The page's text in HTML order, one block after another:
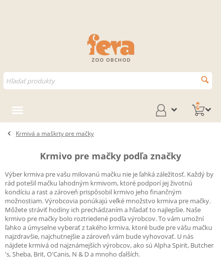
ZOO OBCHOD
0
Krmivá a maškrty pre mačky
Krmivo pre mačky podľa značky
Výber krmiva pre vašu milovanú mačku nie je ľahká záležitosť. Každý by
rád potešil mačku lahodným krmivom, ktoré podporí jej životnú
kondíciu a rast a zároveň prispôsobil krmivo jeho finančným
možnostiam. Výrobcovia ponúkajú veľké množstvo krmiva pre mačky.
Môžete stráviť hodiny ich prechádzaním a hľadať to najlepšie. Naše
krmivo pre mačky bolo roztriedené podľa výrobcov. To vám umožní
ľahko a úmyselne vyberať z takého krmiva, ktoré bude pre vášu mačku
najzdravšie, najchutnejšie a zároveň vám bude vyhovovať. U nás
nájdete krmivá od najznámejších výrobcov, ako sú Alpha Spirit, Butcher
's, Sheba, Brit, O'Canis, N & D a mnoho ďalších.